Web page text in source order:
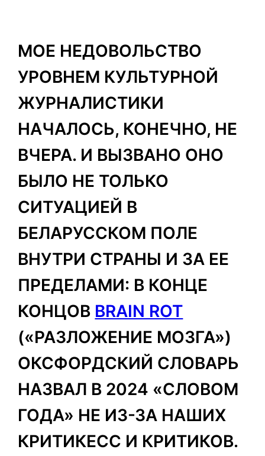
МОЕ НЕДОВОЛЬСТВО
УРОВНЕМ КУЛЬТУРНОЙ
ЖУРНАЛИСТИКИ
НАЧАЛОСЬ, КОНЕЧНО, НЕ
ВЧЕРА. И ВЫЗВАНО ОНО
БЫЛО НЕ ТОЛЬКО
СИТУАЦИЕЙ В
БЕЛАРУССКОМ ПОЛЕ
ВНУТРИ СТРАНЫ И ЗА ЕЕ
ПРЕДЕЛАМИ: В КОНЦЕ
КОНЦОВ BRAIN ROT
(«РАЗЛОЖЕНИЕ МОЗГА»)
ОКСФОРДСКИЙ СЛОВАРЬ
НАЗВАЛ В 2024 «СЛОВОМ
ГОДА» НЕ ИЗ-ЗА НАШИХ
КРИТИКЕСС И КРИТИКОВ.